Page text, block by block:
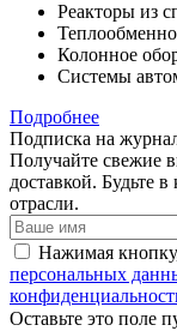
Реакторы из
Колонное
Системы
Подробнее
Подписка на
Получайте свежие
доставкой. Будьте
отрасли.
Нажимая
персональных
Оставьте это поле